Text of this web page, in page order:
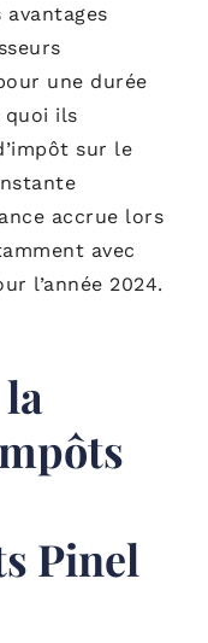
une durée
quoi ils
sur le
accrue lors
avec
l’année 2024.
Pinel